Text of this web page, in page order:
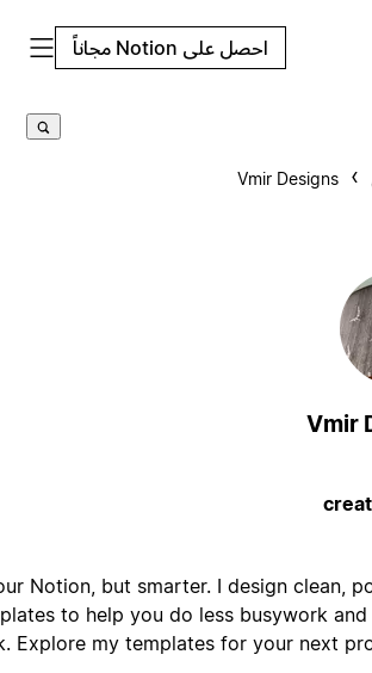
احصل على Notion مجاناً
Vmir
✨ Your Notion, but smarter. I design
templates to help you do less
work. Explore my templates for your